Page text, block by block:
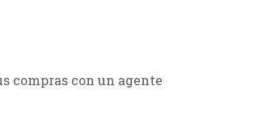
compras con un agente